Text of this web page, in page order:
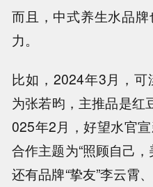
而且，中式养生水品
力。
比如，2024年3月，
为张若昀，主推品是红
025年2月，好望水官
合作主题为“照顾自己
还有品牌“挚友”李云霄